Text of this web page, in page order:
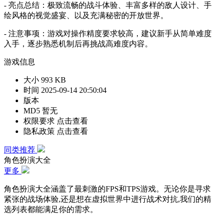
- 亮点总结：极致流畅的战斗体验、丰富多样的敌人设计、手
绘风格的视觉盛宴、以及充满秘密的开放世界。
- 注意事项：游戏对操作精度要求较高，建议新手从简单难度
入手，逐步熟悉机制后再挑战高难度内容。
游戏信息
大小 993 KB
时间 2025-09-14 20:50:04
版本
MD5 暂无
权限要求 点击查看
隐私政策 点击查看
同类推荐
角色扮演大全
更多
角色扮演大全涵盖了最刺激的FPS和TPS游戏。无论你是寻求
紧张的战场体验,还是想在虚拟世界中进行战术对抗,我们的精
选列表都能满足你的需求。